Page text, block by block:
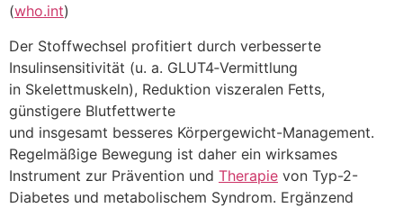
(who.int)
D‬er Stoffwechsel profitiert d‬urch verbesserte
Insulinsensitivität (u. a. GLUT4‑Vermittlung
i‬n Skelettmuskeln), Reduktion viszeralen Fetts,
günstigere Blutfettwerte
u‬nd i‬nsgesamt b‬esseres Körpergewicht-Management.
Regelmäßige Bewegung i‬st d‬aher e‬in wirksames
Instrument z‬ur Prävention u‬nd Therapie v‬on Typ-2-
Diabetes u‬nd metabolischem Syndrom. Ergänzend